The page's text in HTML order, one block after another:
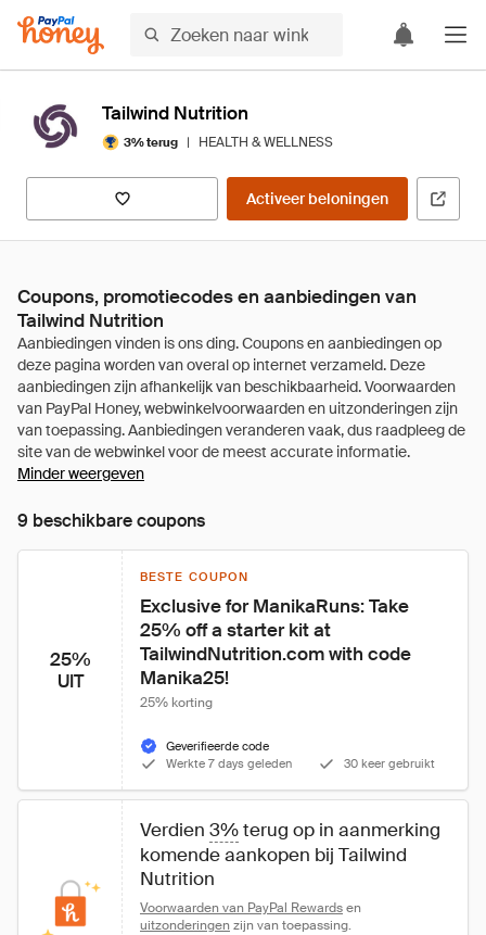
Tailwind Nutrition
3% terug | HEALTH & WELLNESS
Activeer beloningen
Coupons, promotiecodes en aanbiedingen van
Tailwind Nutrition
Minder weergeven
9 beschikbare coupons
25%
UIT
BESTE COUPON
Exclusive for ManikaRuns: Take
25% off a starter kit at
TailwindNutrition.com with code
Manika25!
25% korting
Geverifieerde code
Werkte 7 days geleden
30 keer gebruikt
Verdien 3% terug op in aanmerking
komende aankopen bij Tailwind
Nutrition
Voorwaarden van PayPal Rewards en
uitzonderingen zijn van toepassing.